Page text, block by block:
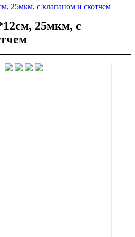
25мкм, с клапаном и скотчем
25мкм, с